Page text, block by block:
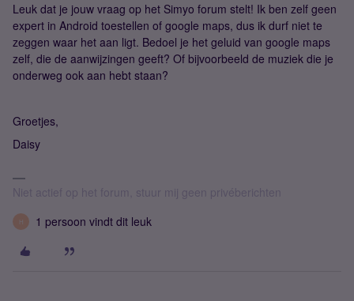
Leuk dat je jouw vraag op het Simyo forum stelt! Ik ben zelf geen
expert in Android toestellen of google maps, dus ik durf niet te
zeggen waar het aan ligt. Bedoel je het geluid van google maps
zelf, die de aanwijzingen geeft? Of bijvoorbeeld de muziek die je
onderweg ook aan hebt staan?
Groetjes,
Daisy
Niet actief op het forum, stuur mij geen privéberichten
H 1 persoon vindt dit leuk